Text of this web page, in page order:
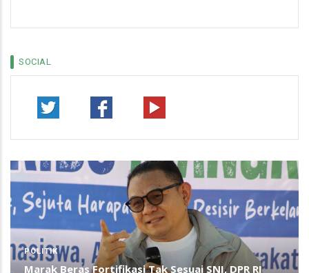
SOCIAL
POLITIK
Marak Beras Fortifikasi Tak Sesuai SNI, DPR RI